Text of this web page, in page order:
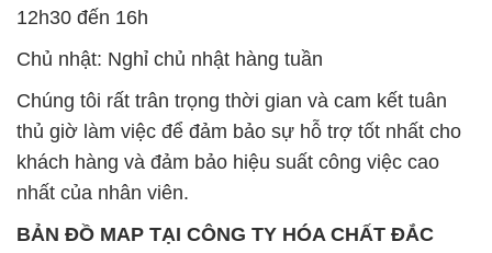
12h30 đến 16h
Chủ nhật: Nghỉ chủ nhật hàng tuần
Chúng tôi rất trân trọng thời gian và cam kết tuân
thủ giờ làm việc để đảm bảo sự hỗ trợ tốt nhất cho
khách hàng và đảm bảo hiệu suất công việc cao
nhất của nhân viên.
BẢN ĐỒ MAP TẠI CÔNG TY HÓA CHẤT ĐẮC